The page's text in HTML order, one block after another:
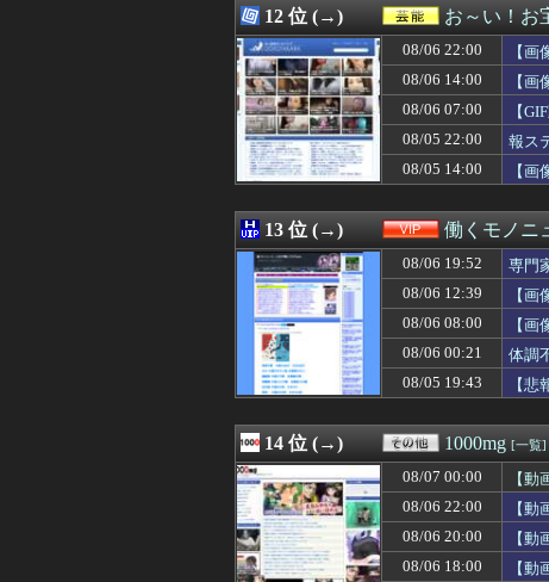
08/06 23:01
【ウマ娘】夜に食
08/06 23:00
ガルシア 打率.230
08/06 23:00
【ラブライブ！】
08/06 23:00
冨里奈央、超薄着
08/06 23:00
富士登山ツアー中
08/06 23:00
『令和のダラさん
08/06 23:00
『古き良きRPG』
08/06 23:00
川淵三郎さん、北
08/06 23:00
日本、警察の威嚇
08/06 23:00
日本一うまいラー
08/06 23:00
【城プロ】(夏江戸
08/06 23:00
グリーンのラッタ
08/06 23:00
【悲報】オ●ニー
08/06 23:00
積水ハウス「地面
08/06 23:00
ワイ公務員、民間
08/06 23:00
ワイ、よりによっ
08/06 23:00
外で全裸になりた
08/06 23:00
家計資産の株比率
08/06 23:00
【画像】同級生「
08/06 23:00
吉岡恵麻アナ ノー
08/06 23:00
不動産ファンド「
08/06 23:00
【遊戯王ラッシュ
08/06 23:00
Vチューバーに最
08/06 23:00
韓国人「別れを告
08/06 23:00
【衝撃】韓国人「
08/06 23:00
車とかバイクのガ
12 位 (→) お～い！お
08/06 22:00
【
08/06 14:00
【
08/06 07:00
【
08/05 22:00
報ス
08/05 14:00
【
13 位 (→) 働くモノニ
08/06 19:52
専門
08/06 12:39
【
08/06 08:00
【
08/06 00:21
体調
08/05 19:43
【
14 位 (→) 1000mg [一覧]
08/07 00:00
【
08/06 22:00
【
08/06 20:00
【
08/06 18:00
【